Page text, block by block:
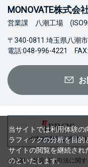
MONOVATE株式会
営業課 八潮工場
〒340-0811 埼玉県八潮
電話:048-996-4221
会社概
特定商取引法に関す
当サイトでは利用体験の
ラフィックの分析を目的
サイトの閲覧を継続され
のといたします。